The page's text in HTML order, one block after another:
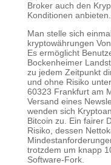
Broker auch den
Konditionen anbieten.
Man stelle sich
kryptowährungen
Es ermöglicht
Bockenheimer
zu jedem Zeitpunkt
und ohne Risiko
60323 Frankfurt am
Versand eines
wenden sich
Bitcoin zu. Ein fairer
Risiko, dessen
trotzdem um knapp
Software-Fork.